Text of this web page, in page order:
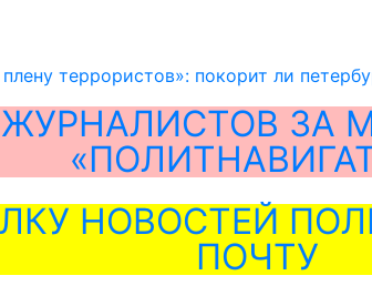
террористов»: покорит ли
ЗА
НОВОСТЕЙ
ПОЧТУ